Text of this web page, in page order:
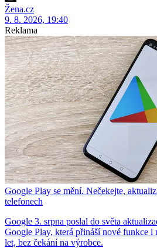
Žena.cz
9. 8. 2026, 19:40
Reklama
Google Play se mění. Nečekejte,
telefonech
Google 3. srpna poslal do světa
Google Play, která přináší nové funkce i
let, bez čekání na výrobce.